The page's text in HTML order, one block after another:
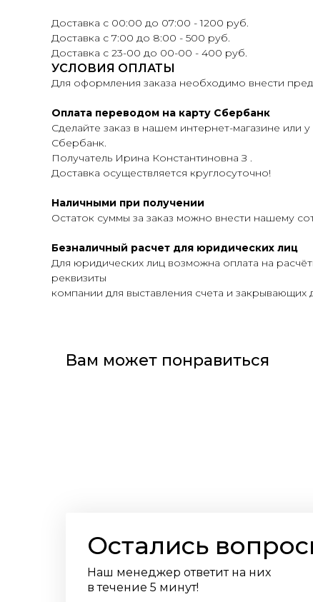
Доставка с 00:00 до 07:00 - 1200 руб.
Доставка с 7:00 до 8:00 - 500 руб.
Доставка с 23-00 до 00-00 - 400 руб.
УСЛОВИЯ ОПЛАТЫ
Для оформления заказа необходимо внести
Оплата переводом на карту Сбербанк
Сделайте заказ в нашем интернет-магазине или
Сбербанк.
Получатель Ирина Константиновна З .
Доставка осуществляется круглосуточно!
Наличными при получении
Остаток суммы за заказ можно внести нашему
Безналичный расчет для юридических лиц
Для юридических лиц возможна оплата на
реквизиты
компании для выставления счета и закрывающих
Вам может понравиться
Остались
Наш менеджер ответит на них
в течение 5 минут!